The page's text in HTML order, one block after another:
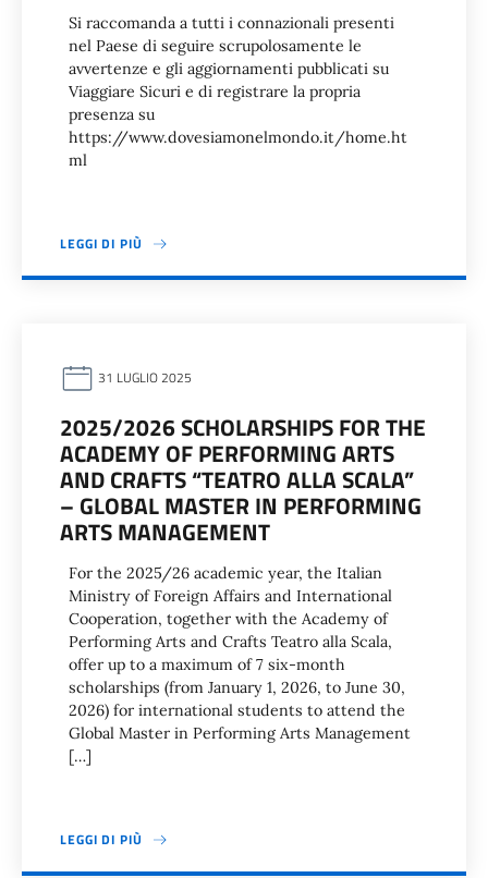
Si raccomanda a tutti i connazionali presenti
nel Paese di seguire scrupolosamente le
avvertenze e gli aggiornamenti pubblicati su
Viaggiare Sicuri e di registrare la propria
presenza su
https://www.dovesiamonelmondo.it/home.ht
ml
LEGGI DI PIÙ
31 LUGLIO 2025
2025/2026 SCHOLARSHIPS FOR THE
ACADEMY OF PERFORMING ARTS
AND CRAFTS “TEATRO ALLA SCALA”
– GLOBAL MASTER IN PERFORMING
ARTS MANAGEMENT
For the 2025/26 academic year, the Italian
Ministry of Foreign Affairs and International
Cooperation, together with the Academy of
Performing Arts and Crafts Teatro alla Scala,
offer up to a maximum of 7 six-month
scholarships (from January 1, 2026, to June 30,
2026) for international students to attend the
Global Master in Performing Arts Management
[…]
LEGGI DI PIÙ